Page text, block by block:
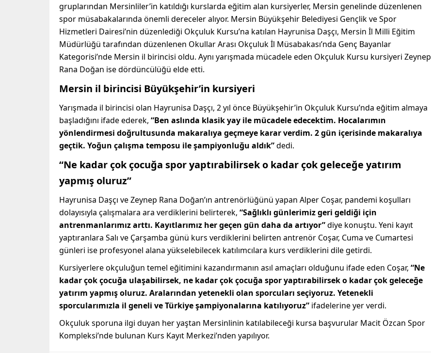
gruplarından Mersinliler’in katıldığı kurslarda eğitim alan kursiyerler, Mersin genelinde düzenlenen
spor müsabakalarında önemli dereceler alıyor. Mersin Büyükşehir Belediyesi Gençlik ve Spor
Hizmetleri Dairesi’nin düzenlediği Okçuluk Kursu’na katılan Hayrunisa Daşçı, Mersin İl Milli Eğitim
Müdürlüğü tarafından düzenlenen Okullar Arası Okçuluk İl Müsabakası’nda Genç Bayanlar
Kategorisi’nde Mersin il birincisi oldu. Aynı yarışmada mücadele eden Okçuluk Kursu kursiyeri Zeynep
Rana Doğan ise dördüncülüğü elde etti.
Mersin il birincisi Büyükşehir’in kursiyeri
Yarışmada il birincisi olan Hayrunisa Daşçı, 2 yıl önce Büyükşehir’in Okçuluk Kursu’nda eğitim almaya
başladığını ifade ederek, “Ben aslında klasik yay ile mücadele edecektim. Hocalarımın
yönlendirmesi doğrultusunda makaralıya geçmeye karar verdim. 2 gün içerisinde makaralıya
geçtik. Yoğun çalışma temposu ile şampiyonluğu aldık”dedi.
“Ne kadar çok çocuğa spor yaptırabilirsek o kadar çok geleceğe yatırım
yapmış oluruz”
Hayrunisa Daşçı ve Zeynep Rana Doğan’ın antrenörlüğünü yapan Alper Coşar, pandemi koşulları
dolayısıyla çalışmalara ara verdiklerini belirterek, “Sağlıklı günlerimiz geri geldiği için
antrenmanlarımız arttı. Kayıtlarımız her geçen gün daha da artıyor”diye konuştu. Yeni kayıt
yaptıranlara Salı ve Çarşamba günü kurs verdiklerini belirten antrenör Coşar, Cuma ve Cumartesi
günleri ise profesyonel alana yükselebilecek katılımcılara kurs verdiklerini dile getirdi.
Kursiyerlere okçuluğun temel eğitimini kazandırmanın asıl amaçları olduğunu ifade eden Coşar, “Ne
kadar çok çocuğa ulaşabilirsek, ne kadar çok çocuğa spor yaptırabilirsek o kadar çok geleceğe
yatırım yapmış oluruz. Aralarından yetenekli olan sporcuları seçiyoruz. Yetenekli
sporcularımızla il geneli ve Türkiye şampiyonalarına katılıyoruz” ifadelerine yer verdi.
Okçuluk sporuna ilgi duyan her yaştan Mersinlinin katılabileceği kursa başvurular Macit Özcan Spor
Kompleksi’nde bulunan Kurs Kayıt Merkezi’nden yapılıyor.